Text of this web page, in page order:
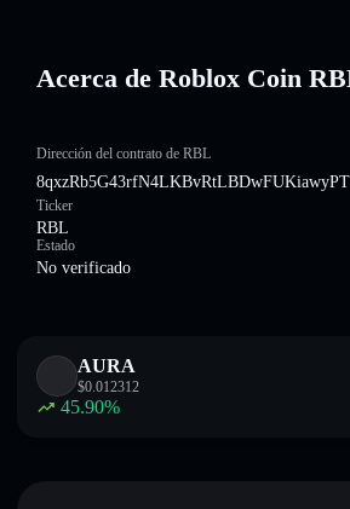
Acerca de Roblox Coin
Dirección del contrato de RBL
Ticker
RBL
Estado
No verificado
AURA
$0.012312
45.90%